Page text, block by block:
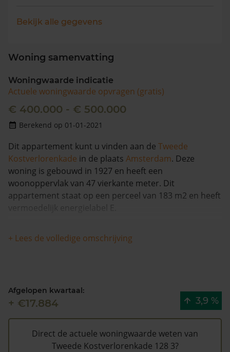
Bekijk alle gegevens
Woning samenvatting
Woningwaarde indicatie
Actuele woningwaarde opvragen (gratis)
€ 400.000 - € 500.000
Berekend op 01-01-2021
Dit appartement kunt u vinden aan de Tweede
Kostverlorenkade in de plaats Amsterdam. Deze
woning is gebouwd in 1927 en heeft een
woonoppervlak van 47 vierkante meter. Dit
appartement staat op een perceel van 183 m2 en heeft
vermoedelijk energielabel E.
Deze woning is in 2017 voor het laatst verkocht en is
nagenoeg gelijk gebleven in woningwaarde in de
De gemeentelijke WOZ waarde van Tweede
Kostverlorenkade 128 3 is €507.000 (2020). Volgens
Kadasterdata is de kans laag dat deze waarde te hoog
is en dat er bespaard zou kunnen worden op de
gemeentelijke belastingen. Met hetgratis WOZ alarm
+ Lees de volledige omschrijving
Afgelopen kwartaal:
+ €17.884 3,9 %
Direct de actuele woningwaarde weten van
Tweede Kostverlorenkade 128 3?